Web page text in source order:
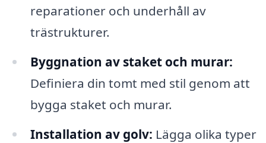
reparationer och underhåll av
trästrukturer.
Byggnation av staket och murar:
Definiera din tomt med stil genom att
bygga staket och murar.
Installation av golv: Lägga olika typer